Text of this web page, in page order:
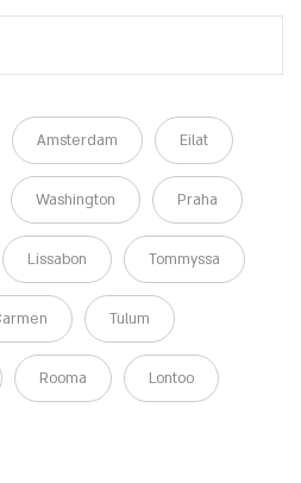
Amsterdam Eilat
Washington Praha
Lissabon Tommyssa
Tulum
Rooma Lontoo